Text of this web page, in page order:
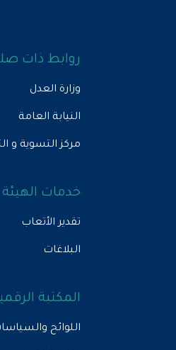
روابط ذات صلة
وزارة العدل
النيابة العامة
مركز التسوية و
خدمات الهيئة
تقدير الأتعاب
البلاغات
المكتبة الرقمية
اللوائح والسياسات